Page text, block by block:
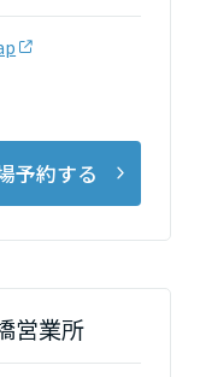
予約する
営業所